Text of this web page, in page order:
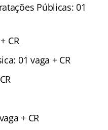
Públicas: 01
CR
01 vaga + CR
+ CR